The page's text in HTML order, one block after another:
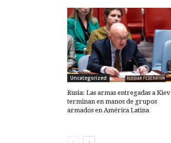
Uncategorized
Rusia: Las armas entregadas a Kiev
terminan en manos de grupos
armados en América Latina